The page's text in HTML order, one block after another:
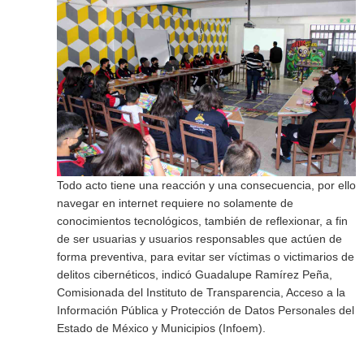
Todo acto tiene una reacción y una consecuencia, por ello
navegar en internet requiere no solamente de
conocimientos tecnológicos, también de reflexionar, a fin
de ser usuarias y usuarios responsables que actúen de
forma preventiva, para evitar ser víctimas o victimarios de
delitos cibernéticos, indicó Guadalupe Ramírez Peña,
Comisionada del Instituto de Transparencia, Acceso a la
Información Pública y Protección de Datos Personales del
Estado de México y Municipios (Infoem).